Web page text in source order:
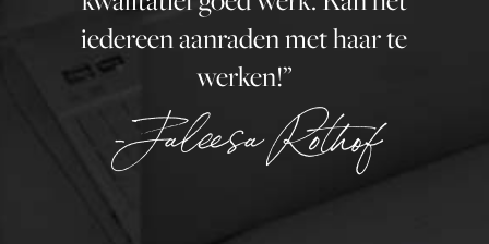
iedereen aanraden met haar te
werken!”
-Jaleesa Rothof